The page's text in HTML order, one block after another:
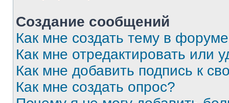
Создание сообщений
Как мне создать тему в
Как мне отредактировать или
Как мне добавить подпись к
Как мне создать опрос?